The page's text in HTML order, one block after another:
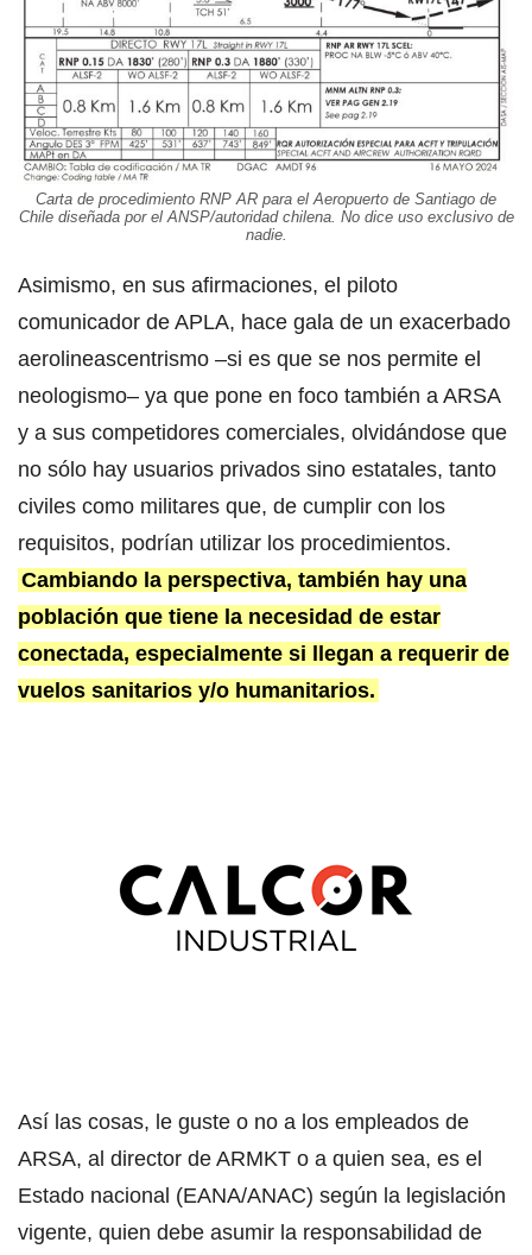
Carta de procedimiento RNP AR para el Aeropuerto de Santiago de
Chile diseñada por el ANSP/autoridad chilena. No dice uso exclusivo de
nadie.
Asimismo, en sus afirmaciones, el piloto
comunicador de APLA, hace gala de un exacerbado
aerolineascentrismo –si es que se nos permite el
neologismo– ya que pone en foco también a ARSA
y a sus competidores comerciales, olvidándose que
no sólo hay usuarios privados sino estatales, tanto
civiles como militares que, de cumplir con los
requisitos, podrían utilizar los procedimientos.
Cambiando la perspectiva, también hay una
población que tiene la necesidad de estar
conectada, especialmente si llegan a requerir de
vuelos sanitarios y/o humanitarios.
Así las cosas, le guste o no a los empleados de
ARSA, al director de ARMKT o a quien sea, es el
Estado nacional (EANA/ANAC) según la legislación
vigente, quien debe asumir la responsabilidad de